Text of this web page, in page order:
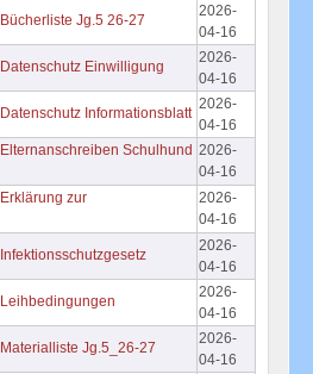
Bücherliste Jg.5 26-27
2026-
04-16
Datenschutz Einwilligung
2026-
04-16
Datenschutz Informationsblatt
2026-
04-16
Elternanschreiben Schulhund 2026-
04-16
Erklärung zur
2026-
04-16
Infektionsschutzgesetz
2026-
04-16
Leihbedingungen
2026-
04-16
Materialliste Jg.5_26-27
2026-
04-16